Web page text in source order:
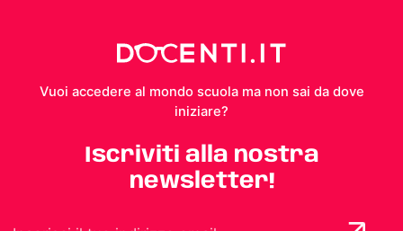
Vuoi accedere al mondo scuola ma non sai da dove
iniziare?
Iscriviti alla nostra
newsletter!